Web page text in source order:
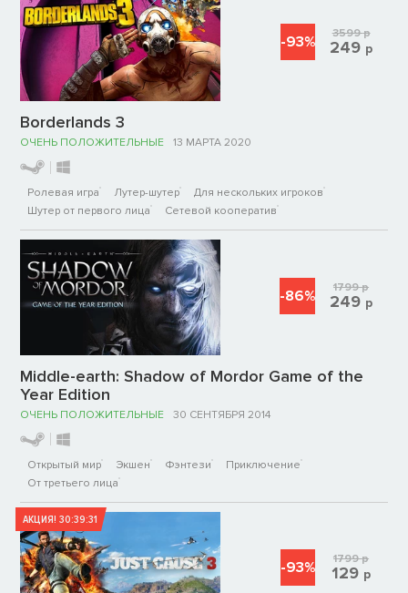
Borderlands 3
ОЧЕНЬ ПОЛОЖИТЕЛЬНЫЕ 13 МАРТА 2020
Ролевая игра Лутер-шутер
Для нескольких игроков
Шутер от первого лица
Сетевой кооператив
-93% 3599р
249 р
Middle-earth: Shadow of Mordor Game of the
Year Edition
ОЧЕНЬ ПОЛОЖИТЕЛЬНЫЕ 30 СЕНТЯБРЯ 2014
Открытый мир Экшен Фэнтези
Приключение
От третьего лица
-86% 1799р
249 р
АКЦИЯ!30:39:31
-93% 1799р
129 р